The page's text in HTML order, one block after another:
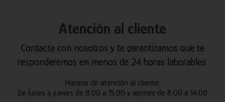
Atención al cliente
Contacta con nosotros y te garantizamos que te
responderemos en menos de 24 horas laborables.
Horario de atención al cliente:
De lunes a jueves de 8:00 a 15:00 y viernes de 8:00 a 14:00